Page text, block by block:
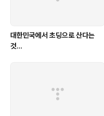
대한민국에서 초딩으로 산다는
것...